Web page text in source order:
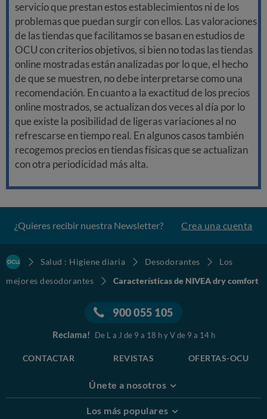
servicio que prestan estos establecimientos ni de los
problemas que puedan surgir con ellos. Las valoraciones
de las tiendas que facilitamos se basan en estudios de
OCU con criterios objetivos, si bien no todas las tiendas
online mostradas están analizadas por lo que, el hecho
de que se muestren, no debe interpretarse como una
recomendación. En cuanto a la exactitud de los precios
online mostrados, se actualizan dos veces al día por lo
que existe la posibilidad de ligeras variaciones al no
refrescarse en tiempo real. En algunos casos también
recogemos precios en tiendas físicas que se actualizan
con otra periodicidad más alta.
¿Quieres recibir nuestra Newsletter? Crea una cuenta
Salud : Higiene diaria Desodorantes
Los
mejores desodorantes
Características de NIVEA dry comfort
900 055 105
Reclama! De L a J de 9 a 18 h y V de 9 a 14 h
CONTACTAR REVISTAS OFERTAS-OCU
Únete a nosotros
Los más populares